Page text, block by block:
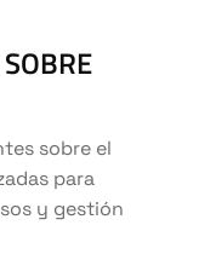
sobre el
para
y gestión